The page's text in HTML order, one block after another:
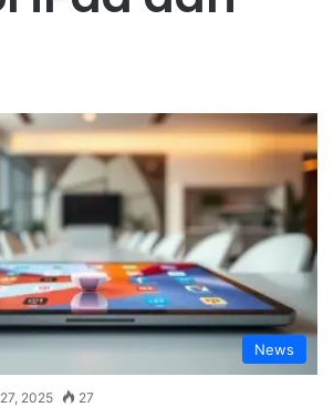
News
2025 27